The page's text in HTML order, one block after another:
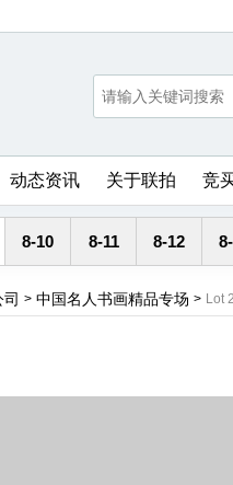
动态资讯 关于联拍 竞
8-10 8-11 8-12
> 中国名人书画精品专场 > Lot